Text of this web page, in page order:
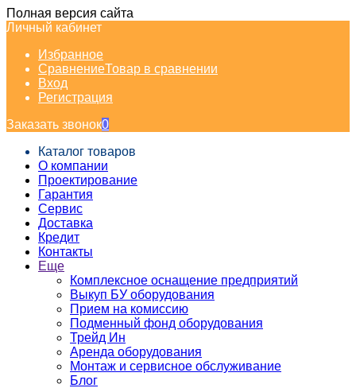
Полная версия сайта
Личный кабинет
Избранное
СравнениеТовар в сравнении
Вход
Регистрация
Заказать звонок0
Каталог товаров
О компании
Проектирование
Гарантия
Сервис
Доставка
Кредит
Контакты
Еще
Комплексное оснащение предприятий
Выкуп БУ оборудования
Прием на комиссию
Подменный фонд оборудования
Трейд Ин
Аренда оборудования
Монтаж и сервисное обслуживание
Блог